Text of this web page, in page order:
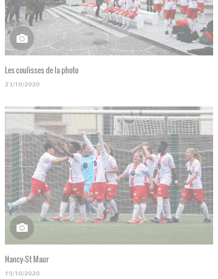
Les coulisses de la photo
23/10/2020
Nancy-St Maur
19/10/2020